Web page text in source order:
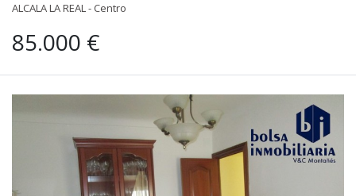
ALCALA LA REAL - Centro
85.000 €